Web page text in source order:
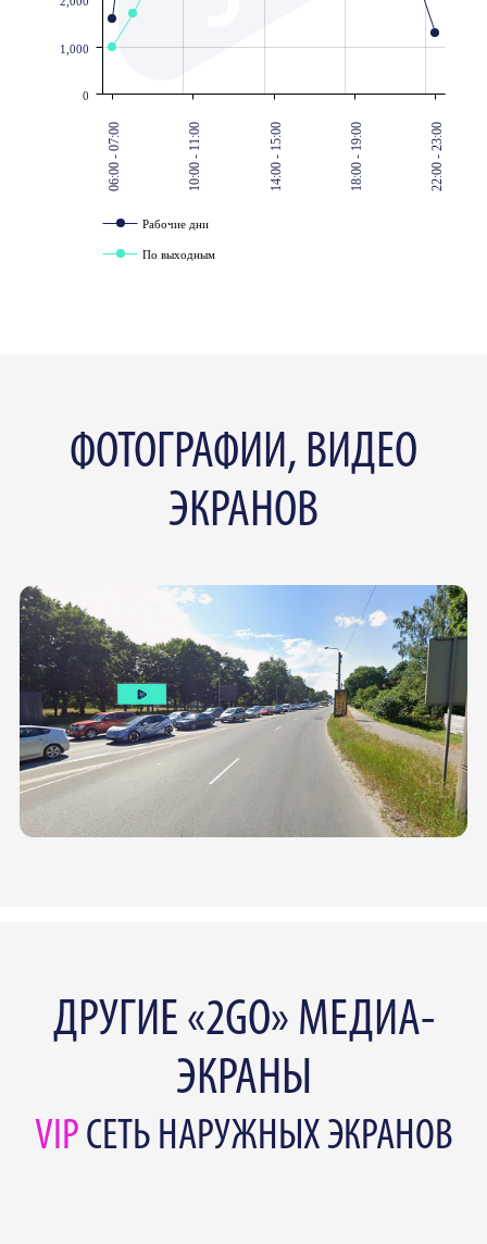
06:00 - 07:00 10:00 - 11:00 14:00 - 15:00 18:00 - 19:00 22:00 - 23:00
0
1,000
Рабочие дни
По выходным
ФОТОГРАФИИ, ВИДЕО
ЭКРАНОВ
ДРУГИЕ «2GO» МЕДИА-
ЭКРАНЫ
VIP СЕТЬ НАРУЖНЫХ ЭКРАНОВ